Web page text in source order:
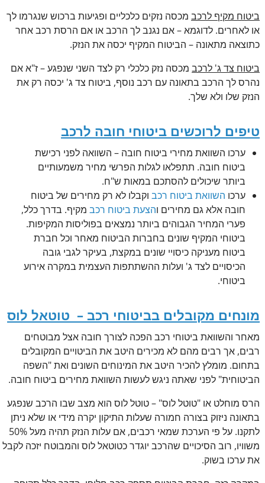
ביטוח מקיף לרכבמכסה נזקים כלכליים ופגיעות ברכוש שנגרמו לך
או לאחרים. לדוגמא – אם נגנב לך הרכב או אם הרסת רכב אחר
כתוצאה מתאונה – הביטוח המקיף יכסה את הנזק.
ביטוח צד ג' לרכבמכסה נזק כלכלי רק לצד השני שנפגע – ז"א אם
נהרס לך הרכב בתאונה עם רכב נוסף, ביטוח צד ג' יכסה רק את
הנזק שלו ולא שלך.
טיפים לרוכשים ביטוחי חובה לרכב
ערכו השוואת מחירי ביטוח חובה – השוואה לפני רכישת
ביטוח חובה. תתפלאו לגלות הפרשי מחיר משמעותיים
ביותר שיכולים להסתכם במאות ש"ח.
ערכו השוואת ביטוח רכבוקבלו לא רק מחירים של ביטוח
חובה אלא גם מחירים והצעת ביטוח רכבמקיף. בדרך כלל,
פערי המחיר הגבוהים ביותר נמצאים בפוליסות המקיפות.
ביטוחי המקיף שונים בחברות הביטוח מאחר וכל חברת
ביטוח מעניקה כיסויי שונים במקצת, בעיקר לגבי גובה
הכיסויים לצד ג' ועלות ההשתתפות העצמית במקרה אירוע
ביטוחי.
מונחים מקובלים בביטוחי רכב – טוטאל לוס
מאחר והשוואת ביטוחי רכב הפכה לצורך חובה אצל מבוטחים
רבים, אך רבים מהם לא מכירים היטב את הביטויים המקובלים
בתחום. מומלץ להכיר היטב את המינוחים השונים ואת "השפה
הביטוחית" לפני שאתה ניגש לעשות השוואת מחירים ביטוח חובה.
הרס מוחלט או "טוטל לוס" – טוטל לוס הוא מצב שבו הרכב שנפגע
בתאונה ניזוק בצורה חמורה שעלות התיקון יקרה מידי או שלא ניתן
לתקנו. על פי הערכת שמאי רכבים, אם עלות הנזק תהיה מעל 50%
משוויו, רוב הסיכויים שהרכב יוגדר כטוטאל לוס והמבוטח יזכה לקבל
את ערכו בשוק.